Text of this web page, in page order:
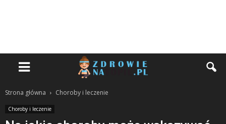
Strona główna Choroby i leczenie
Choroby i leczenie